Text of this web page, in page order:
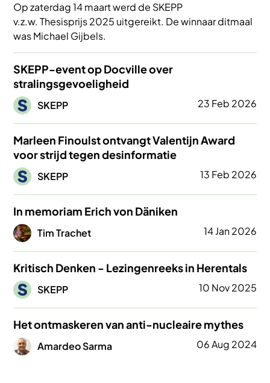
Op zaterdag 14 maart werd de SKEPP
v.z.w. Thesisprijs 2025 uitgereikt. De winnaar ditmaal
was Michael Gijbels.
SKEPP-event op Docville over
stralingsgevoeligheid
Afbeelding
SKEPP 23 Feb 2026
Marleen Finoulst ontvangt Valentijn Award
voor strijd tegen desinformatie
Afbeelding
SKEPP 13 Feb 2026
In memoriam Erich von Däniken
Afbeelding
Tim Trachet 14 Jan 2026
Kritisch Denken - Lezingenreeks in Herentals
Afbeelding
SKEPP 10 Nov 2025
Het ontmaskeren van anti-nucleaire mythes
Afbeelding
Amardeo Sarma 06 Aug 2024